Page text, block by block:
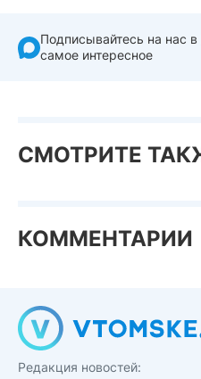
Подписывайтесь на нас в
самое интересное
СМОТРИТЕ
КОММЕНТАРИИ
Редакция новостей: